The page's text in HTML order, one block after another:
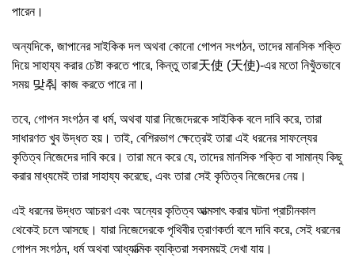
পারেন।
অন্যদিকে, জাপানের সাইকিক দল অথবা কোনো গোপন সংগঠন, তাদের মানসিক শক্তি
দিয়ে সাহায্য করার চেষ্টা করতে পারে, কিন্তু তারা天使 (天使)-এর মতো নিখুঁতভাবে
সময় 맞춰 কাজ করতে পারে না।
তবে, গোপন সংগঠন বা ধর্ম, অথবা যারা নিজেদেরকে সাইকিক বলে দাবি করে, তারা
সাধারণত খুব উদ্ধত হয়। তাই, বেশিরভাগ ক্ষেত্রেই তারা এই ধরনের সাফল্যের
কৃতিত্ব নিজেদের দাবি করে। তারা মনে করে যে, তাদের মানসিক শক্তি বা সামান্য কিছু
করার মাধ্যমেই তারা সাহায্য করেছে, এবং তারা সেই কৃতিত্ব নিজেদের নেয়।
এই ধরনের উদ্ধত আচরণ এবং অন্যের কৃতিত্ব আত্মসাৎ করার ঘটনা প্রাচীনকাল
থেকেই চলে আসছে। যারা নিজেদেরকে পৃথিবীর ত্রাণকর্তা বলে দাবি করে, সেই ধরনের
গোপন সংগঠন, ধর্ম অথবা আধ্যাত্মিক ব্যক্তিরা সবসময়ই দেখা যায়।